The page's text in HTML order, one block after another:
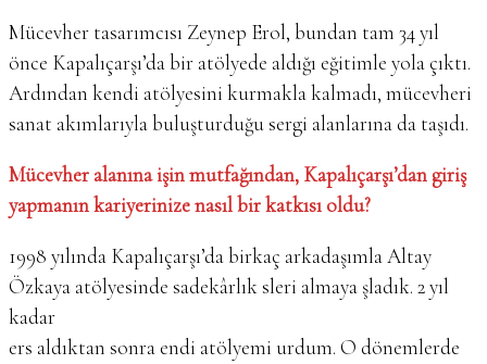
Mücevher tasarımcısı Zeynep Erol, bundan tam 34 yıl
önce Kapalıçarşı’da bir atölyede aldığı eğitimle yola çıktı.
Ardından kendi atölyesini kurmakla kalmadı, mücevheri
sanat akımlarıyla buluşturduğu sergi alanlarına da taşıdı.
Mücevher alanına işin mutfağından, Kapalıçarşı’dan giriş
yapmanın kariyerinize nasıl bir katkısı oldu?
1998 yılında Kapalıçarşı’da birkaç arkadaşımla Altay
Özkaya atölyesinde sadekârlık sleri almaya şladık. 2 yıl
kadar
ers aldıktan sonra endi atölyemi urdum. O dönemlerde